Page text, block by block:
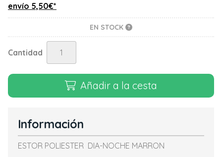
envío 5,50€*
EN STOCK
Cantidad
Añadir a la cesta
Información
ESTOR POLIESTER DIA-NOCHE MARRON